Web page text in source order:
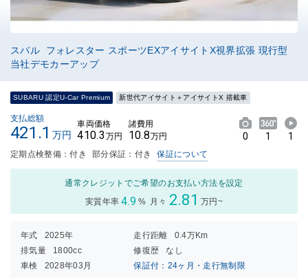
スバル フォレスター スポーツEXアイサイトX視界拡張 現行型
当社デモカーアップ
SUBARU 認定U-Car Premium 新世代アイサイト＋アイサイトX 搭載車
支払総額
421.1 万円
車両価格
410.3 万円
諸費用
10.8万円 0 1 1
定期点検整備：付き 部分保証：付き 保証について
通常クレジットでご希望のお支払い方法を設定
実質年率 4.9 % 月々 2.81 万円~
年式 2025年 走行距離
0.4万Km
排気量
1800cc 修復歴
なし
車検
2028年03月 保証付：24ヶ月・走行無制限